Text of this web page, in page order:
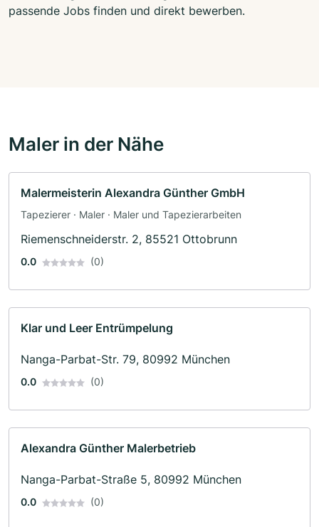
passende Jobs finden und direkt bewerben.
Maler in der Nähe
Malermeisterin Alexandra Günther GmbH
Tapezierer · Maler · Maler und Tapezierarbeiten
Riemenschneiderstr. 2, 85521 Ottobrunn
0.0 (0)
Klar und Leer Entrümpelung
Nanga-Parbat-Str. 79, 80992 München
0.0 (0)
Alexandra Günther Malerbetrieb
Nanga-Parbat-Straße 5, 80992 München
0.0 (0)